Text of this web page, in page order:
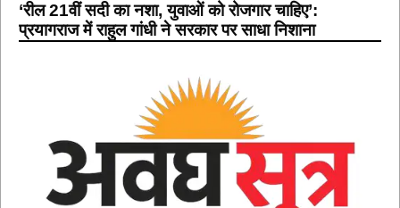
‘रील 21वीं सदी का नशा, युवाओं को रोजगार चाहिए’:
प्रयागराज में राहुल गांधी ने सरकार पर साधा निशाना